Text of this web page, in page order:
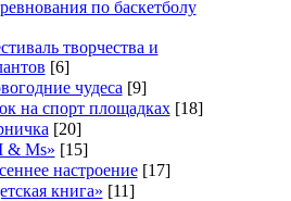
по баскетболу
творчества и
[6]
чудеса [9]
на спорт площадках [18]
[20]
& Ms» [15]
настроение [17]
книга» [11]